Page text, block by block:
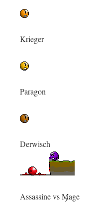
Krieger
Paragon
Derwisch
Assassine vs Mage